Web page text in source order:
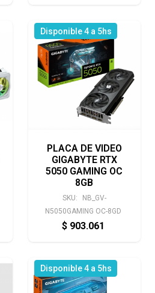
Disponible 4 a 5hs
PLACA DE VIDEO
GIGABYTE RTX
5050 GAMING OC
8GB
SKU:
NB_GV-
N5050GAMING OC-8GD
$ 903.061
Disponible 4 a 5hs